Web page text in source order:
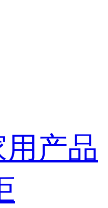
产品